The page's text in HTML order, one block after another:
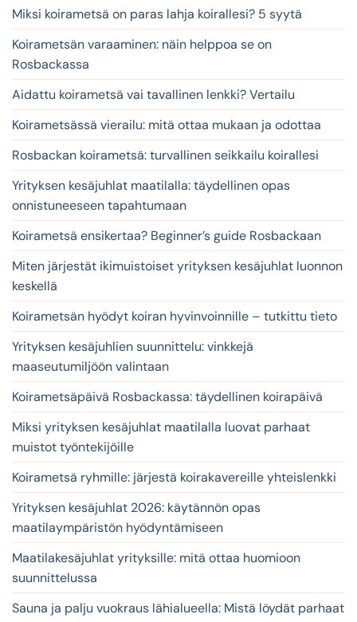
Miksi koirametsä on paras lahja koirallesi? 5 syytä
Koirametsän varaaminen: näin helppoa se on
Rosbackassa
Aidattu koirametsä vai tavallinen lenkki? Vertailu
Koirametsässä vierailu: mitä ottaa mukaan ja odottaa
Rosbackan koirametsä: turvallinen seikkailu koirallesi
Yrityksen kesäjuhlat maatilalla: täydellinen opas
onnistuneeseen tapahtumaan
Koirametsä ensikertaa? Beginner’s guide Rosbackaan
Miten järjestät ikimuistoiset yrityksen kesäjuhlat luonnon
keskellä
Koirametsän hyödyt koiran hyvinvoinnille – tutkittu tieto
Yrityksen kesäjuhlien suunnittelu: vinkkejä
maaseutumiljöön valintaan
Koirametsäpäivä Rosbackassa: täydellinen koirapäivä
Miksi yrityksen kesäjuhlat maatilalla luovat parhaat
muistot työntekijöille
Koirametsä ryhmille: järjestä koirakavereille yhteislenkki
Yrityksen kesäjuhlat 2026: käytännön opas
maatilaympäristön hyödyntämiseen
Maatilakesäjuhlat yrityksille: mitä ottaa huomioon
suunnittelussa
Sauna ja palju vuokraus lähialueella: Mistä löydät parhaat